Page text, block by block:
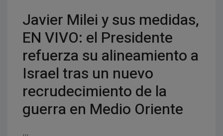
Javier Milei y sus medidas,
EN VIVO: el Presidente
refuerza su alineamiento a
Israel tras un nuevo
recrudecimiento de la
guerra en Medio Oriente
...